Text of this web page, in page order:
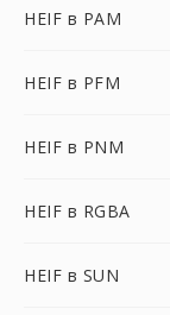
HEIF в PAM
HEIF в PFM
HEIF в PNM
HEIF в RGBA
HEIF в SUN